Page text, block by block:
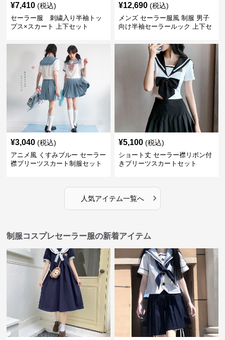
¥7,410 (税込)
セーラー服 刺繍入り半袖トッ
プス×スカート 上下セット
¥12,690 (税込)
メンズ セーラー服風 制服 男子
向け半袖セーラールック 上下セ
¥3,040 (税込)
アニメ風 くすみブルー セーラー
襟プリーツスカート制服セット
¥5,100 (税込)
ショート丈 セーラー襟リボン付
きプリーツスカートセット
人気アイテム一覧へ ›
制服コスプレセーラー服の新着アイテム